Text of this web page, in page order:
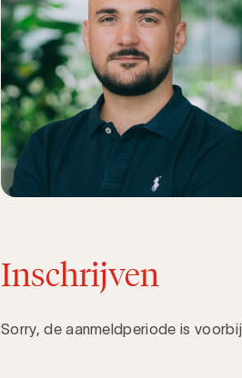
Inschrijven
Sorry, de aanmeldperiode is voorbij.